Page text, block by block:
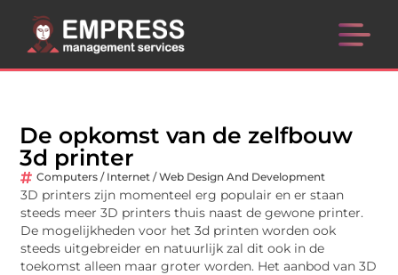
De opkomst van de zelfbouw
3d printer
Computers / Internet / Web Design And Development
3D printers zijn momenteel erg populair en er staan
steeds meer 3D printers thuis naast de gewone printer.
De mogelijkheden voor het 3d printen worden ook
steeds uitgebreider en natuurlijk zal dit ook in de
toekomst alleen maar groter worden. Het aanbod van 3D